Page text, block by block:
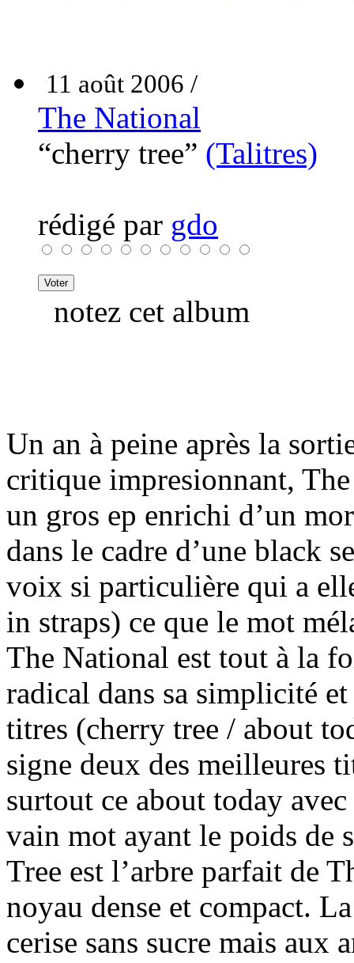
11 août 2006 /
The National
“cherry tree” (Talitres)
rédigé par gdo
notez cet album
Un an à peine après la
critique impresionnant,
un gros ep enrichi d’un
dans le cadre d’une black
voix si particulière qui a
in straps) ce que le mot
The National est tout à la
radical dans sa simplicité et
titres (cherry tree / about
signe deux des meilleures
surtout ce about today
vain mot ayant le poids de
Tree est l’arbre parfait de
noyau dense et compact.
cerise sans sucre mais aux